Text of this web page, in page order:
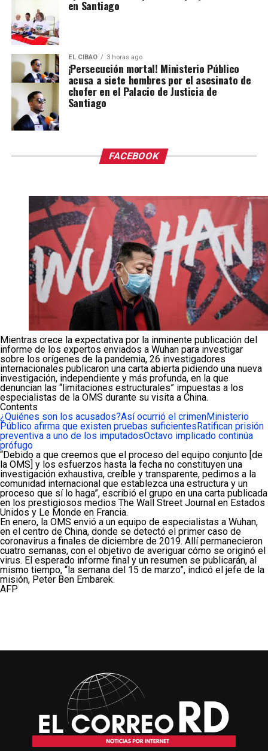
en Santiago
EL CIBAO 3 horas ago
¡Persecución mortal! Ministerio Público
acusa a siete hombres por el asesinato de
chofer en el Palacio de Justicia de
Santiago
FACEBOOK
Mientras crece la expectativa por la inminente publicación del
informe de los expertos enviados a Wuhan para investigar
sobre los orígenes de la pandemia, 26 investigadores
internacionales publicaron una carta abierta pidiendo una nueva
investigación, independiente y más profunda, en la que
denuncian las “limitaciones estructurales” impuestas a los
especialistas de la OMS durante su visita a China.
Contents
¿Quiénes son los acusados?Así ocurrió el crimenMinisterio
Público afirma que existen pruebas suficientes Ratifican prisión
preventiva a uno de los imputadosOctavo implicado continúa
prófugo
“Debido a que creemos que el proceso del equipo conjunto [de
la OMS] y los esfuerzos hasta la fecha no constituyen una
investigación exhaustiva, creíble y transparente, pedimos a la
comunidad internacional que establezca una estructura y un
proceso que sí lo haga”, escribió el grupo en una carta publicada
en los prestigiosos medios The Wall Street Journal en Estados
Unidos y Le Monde en Francia.
En enero, la OMS envió a un equipo de especialistas a Wuhan,
en el centro de China, donde se detectó el primer caso de
coronavirus a finales de diciembre de 2019. Allí permanecieron
cuatro semanas, con el objetivo de averiguar cómo se originó el
virus. El esperado informe final y un resumen se publicarán, al
mismo tiempo, “la semana del 15 de marzo”, indicó el jefe de la
misión, Peter Ben Embarek.
AFP